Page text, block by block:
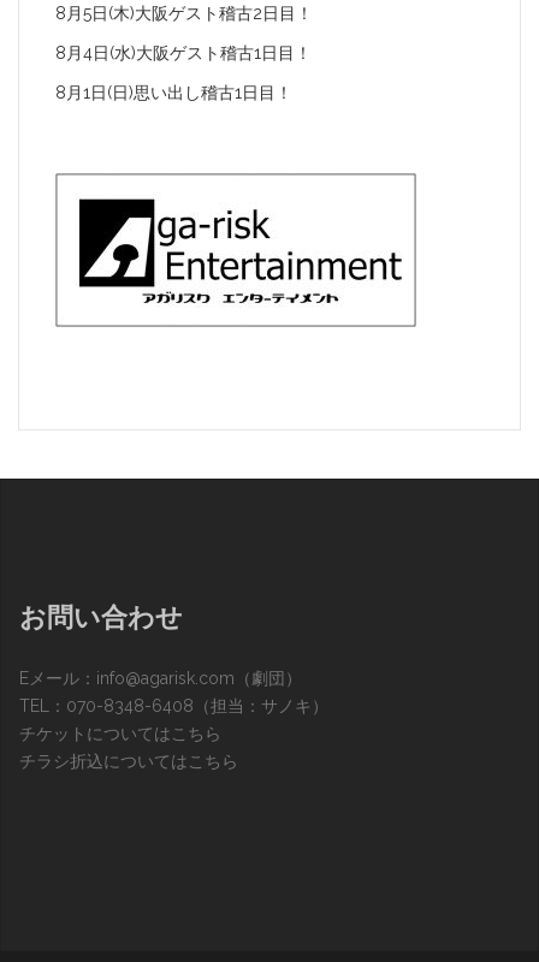
8月5日(木)大阪ゲスト稽古2日目！
8月4日(水)大阪ゲスト稽古1日目！
8月1日(日)思い出し稽古1日目！
お問い合わせ
Eメール： info@agarisk.com （劇団）
TEL：070-8348-6408（担当：サノキ）
チケットについてはこちら
チラシ折込についてはこちら